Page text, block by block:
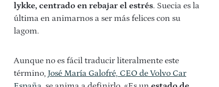
lykke, centrado en rebajar el estrés. Suecia es la
última en animarnos a ser más felices con su
lagom.
Aunque no es fácil traducir literalmente este
término, José María Galofré, CEO de Volvo Car